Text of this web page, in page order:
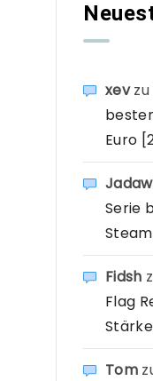
xevzu
Euro
Serie
Fidsh
Flag
Tom